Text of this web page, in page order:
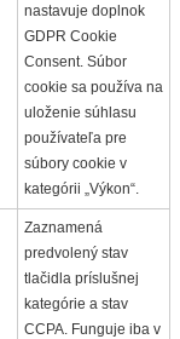
nastavuje doplnok
GDPR Cookie
Consent. Súbor
cookie sa používa na
uloženie súhlasu
používateľa pre
súbory cookie v
kategórii „Výkon“.
Zaznamená
predvolený stav
tlačidla príslušnej
kategórie a stav
CCPA. Funguje iba v